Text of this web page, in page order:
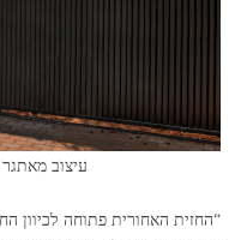
עיצוב
“החזית האחורית פתוחה לכיוון